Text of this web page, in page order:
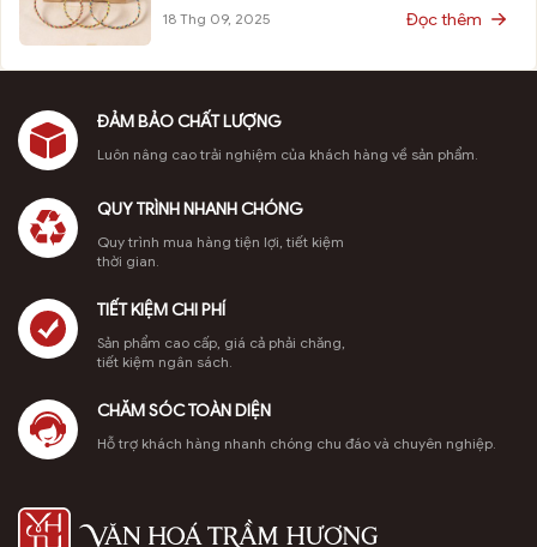
18 Thg 09, 2025 Đọc thêm
ĐẢM BẢO CHẤT LƯỢNG
Luôn nâng cao trải nghiệm của khách hàng về sản phẩm.
QUY TRÌNH NHANH CHÓNG
Quy trình mua hàng tiện lợi, tiết kiệm
thời gian.
TIẾT KIỆM CHI PHÍ
Sản phẩm cao cấp, giá cả phải chăng,
tiết kiệm ngân sách.
CHĂM SÓC TOÀN DIỆN
Hỗ trợ khách hàng nhanh chóng chu đáo và chuyên nghiệp.